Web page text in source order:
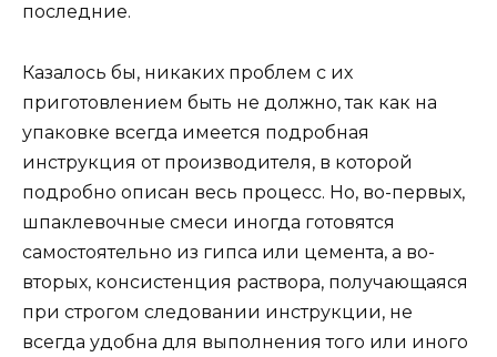
последние.
Казалось бы, никаких проблем с их
приготовлением быть не должно, так как на
упаковке всегда имеется подробная
инструкция от производителя, в которой
подробно описан весь процесс. Но, во-первых,
шпаклевочные смеси иногда готовятся
самостоятельно из гипса или цемента, а во-
вторых, консистенция раствора, получающаяся
при строгом следовании инструкции, не
всегда удобна для выполнения того или иного